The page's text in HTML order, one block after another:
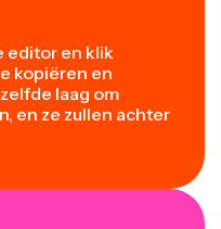
editor en klik
kopiëren en
laag om
en ze zullen achter